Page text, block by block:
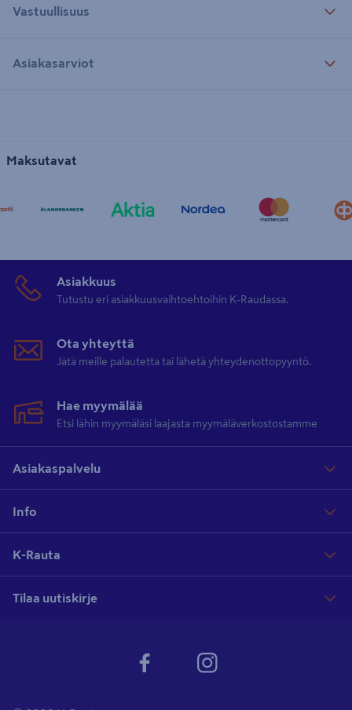
Vastuullisuus
Asiakasarviot
Maksutavat
Asiakkuus
Tutustu eri asiakkuusvaihtoehtoihin K-Raudassa.
Ota yhteyttä
Jätä meille palautetta tai lähetä yhteydenottopyyntö.
Hae myymälää
Etsi lähin myymäläsi laajasta myymäläverkostostamme
Asiakaspalvelu
Info
K-Rauta
Tilaa uutiskirje